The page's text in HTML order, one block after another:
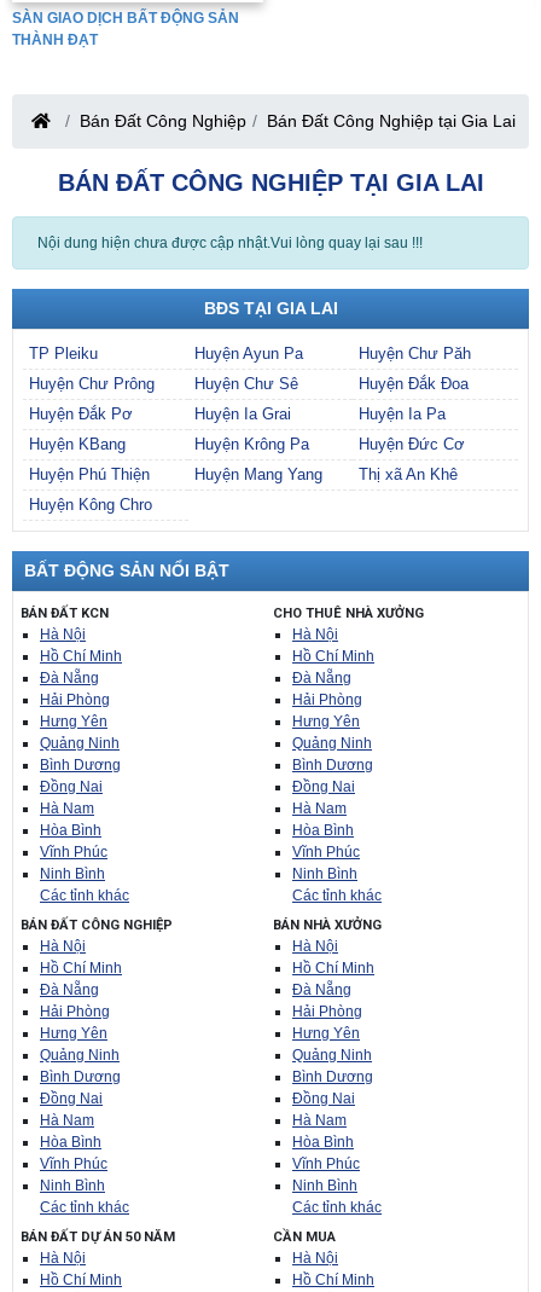
SÀN GIAO DỊCH BẤT ĐỘNG SẢN
THÀNH ĐẠT
Bán Đất Công Nghiệp Bán Đất Công Nghiệp tại Gia Lai
BÁN ĐẤT CÔNG NGHIỆP TẠI GIA LAI
Nội dung hiện chưa được cập nhật.Vui lòng quay lại sau !!!
BĐS TẠI GIA LAI
TP Pleiku Huyện Ayun Pa
Huyện Chư Păh
Huyện Chư Prông
Huyện Chư Sê
Huyện Đắk Đoa
Huyện Đắk Pơ
Huyện Ia Grai
Huyện Ia Pa
Huyện KBang
Huyện Krông Pa
Huyện Đức Cơ
Huyện Phú Thiện
Huyện Mang Yang
Thị xã An Khê
Huyện Kông Chro
BẤT ĐỘNG SẢN NỔI BẬT
BÁN ĐẤT KCN
Hà Nội
Hồ Chí Minh
Đà Nẵng
Hải Phòng
Hưng Yên
Quảng Ninh
Bình Dương
Đồng Nai
Hà Nam
Hòa Bình
Vĩnh Phúc
Ninh Bình
Các tỉnh khác
CHO THUÊ NHÀ XƯỞNG
Hà Nội
Hồ Chí Minh
Đà Nẵng
Hải Phòng
Hưng Yên
Quảng Ninh
Bình Dương
Đồng Nai
Hà Nam
Hòa Bình
Vĩnh Phúc
Ninh Bình
Các tỉnh khác
BÁN ĐẤT CÔNG NGHIỆP
Hà Nội
Hồ Chí Minh
Đà Nẵng
Hải Phòng
Hưng Yên
Quảng Ninh
Bình Dương
Đồng Nai
Hà Nam
Hòa Bình
Vĩnh Phúc
Ninh Bình
Các tỉnh khác
BÁN NHÀ XƯỞNG
Hà Nội
Hồ Chí Minh
Đà Nẵng
Hải Phòng
Hưng Yên
Quảng Ninh
Bình Dương
Đồng Nai
Hà Nam
Hòa Bình
Vĩnh Phúc
Ninh Bình
Các tỉnh khác
BÁN ĐẤT DỰ ÁN 50 NĂM
Hà Nội
Hồ Chí Minh
CẦN MUA
Hà Nội
Hồ Chí Minh